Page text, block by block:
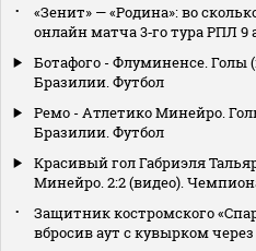
«Зенит» — «Родина»: во
онлайн матча 3‑го тура РПЛ 9
Ботафого - Флуминенсе. Голы
Бразилии. Футбол
Ремо - Атлетико Минейро.
Бразилии. Футбол
Красивый гол Габриэля
Минейро. 2:2 (видео).
Защитник костромского
вбросив аут с кувырком через